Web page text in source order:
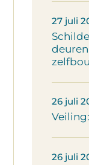
27 juli
26 juli
26 juli